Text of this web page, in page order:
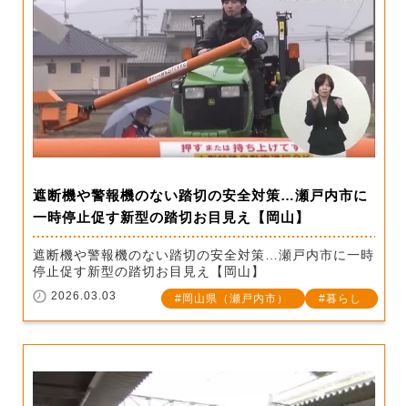
遮断機や警報機のない踏切の安全対策…瀬戸内市に
一時停止促す新型の踏切お目見え【岡山】
遮断機や警報機のない踏切の安全対策…瀬戸内市に一時
停止促す新型の踏切お目見え【岡山】
2026.03.03 岡山県（瀬戸内市） 暮らし